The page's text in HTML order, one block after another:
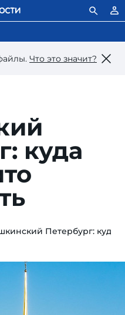
Что это значит?
куда
Петербург: куда